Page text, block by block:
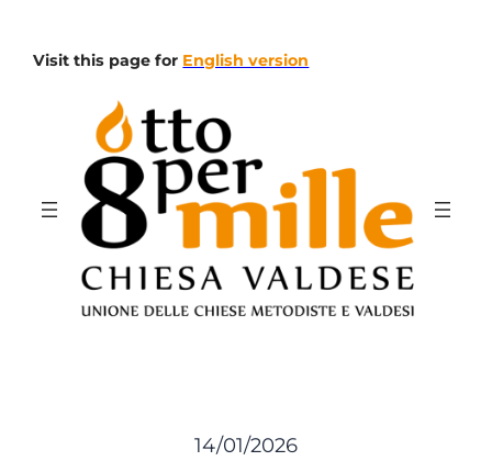
Visit this page for English version
14/01/2026